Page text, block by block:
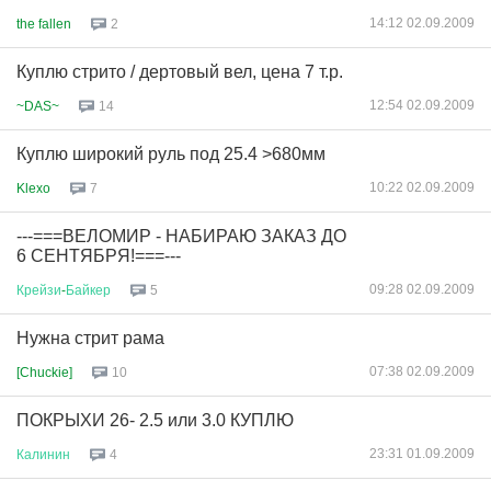
the fallen 2 14:12 02.09.2009
Куплю стрито / дертовый вел, цена 7 т.р.
~DAS~ 14 12:54 02.09.2009
Куплю широкий руль под 25.4 >680мм
Klexo 7 10:22 02.09.2009
---===ВЕЛОМИР - НАБИРАЮ ЗАКАЗ ДО
6 СЕНТЯБРЯ!===---
Крейзи-Байкер 5 09:28 02.09.2009
Нужна стрит рама
[Chuckie] 10 07:38 02.09.2009
ПОКРЫХИ 26- 2.5 или 3.0 КУПЛЮ
Калинин 4 23:31 01.09.2009